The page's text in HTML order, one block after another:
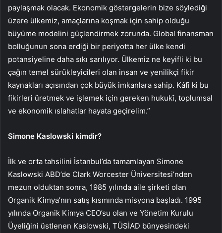
paylaşmak olacak. Ekonomik göstergelerin bize söylediği
üzere ülkemiz, amaçlarına koşmak için sahip olduğu
büyüme modelini güçlendirmek zorunda. Global finansman
bolluğunun sona erdiği bir periyotta her ülke kendi
potansiyeline daha sıkı sarılıyor. Ülkemiz ne keyifli ki bu
çağın temel sürükleyicileri olan insan ve yenilikçi fikir
kaynakları açısından çok büyük imkanlara sahip. Kâfi ki bu
fikirleri üretmek ve işlemek için gereken hukukî, toplumsal
ve ekonomik ıslahatlar hayata geçirelim.”
Simone Kaslowski kimdir?
İlk ve orta tahsilini İstanbul’da tamamlayan Simone
Kaslowski ABD’de Clark Worcester Üniversitesi’nden
mezun olduktan sonra, 1985 yılında aile şirketi olan
Organik Kimya’nın satış kısmında misyona başladı. 1995
yılında Organik Kimya CEO’su olan ve Yönetim Kurulu
Üyeliğini üstlenen Kaslowski, TÜSİAD bünyesindeki